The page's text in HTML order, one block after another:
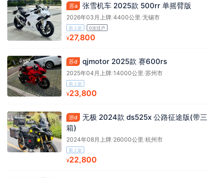
苏a 张雪机车 2025款 500rr 单摇臂版
2026年03月上牌/4400公里/无锡市
新上架 0次过户
¥27,800
苏d qjmotor 2025款 赛600rs
2025年04月上牌/14000公里/苏州市
新上架
¥23,800
浙d
无极 2024款 ds525x 公路征途版(带三
箱)
2024年08月上牌/26000公里/杭州市
新上架
¥22,800